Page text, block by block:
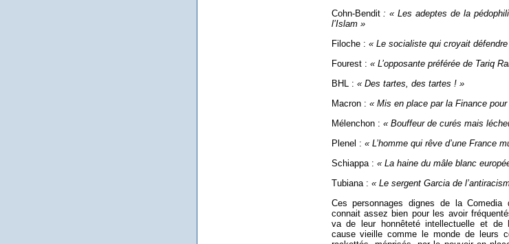
Cohn-Bendit: « Les adeptes de la
l’Islam »
Filoche : « Le socialiste qui croyait
Fourest : « L’opposante préférée de Tariq
BHL : « Des tartes, des tartes ! »
Macron : « Mis en place par la Finance
Mélenchon : « Bouffeur de curés mais
Plenel : « L’homme qui rêve d’une France
Schiappa : « La haine du mâle blanc
Tubiana : « Le sergent Garcia de
Ces personnages dignes de la Comedia
connait assez bien pour les avoir
va de leur honnêteté intellectuelle et de
cause vieille comme le monde de leurs